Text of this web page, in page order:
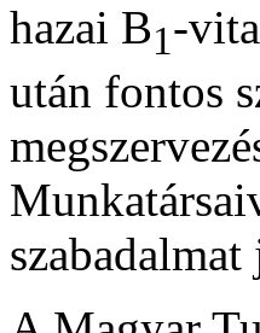
hazai B1-
után fontos